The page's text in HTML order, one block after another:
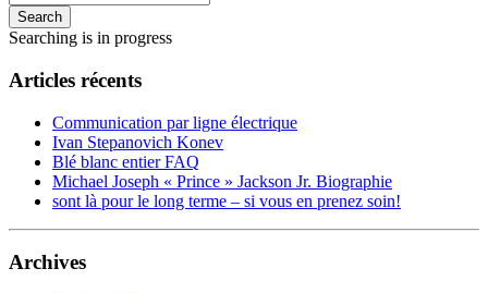
Search
Searching is in progress
Articles récents
Communication par ligne électrique
Ivan Stepanovich Konev
Blé blanc entier FAQ
Michael Joseph « Prince » Jackson Jr. Biographie
sont là pour le long terme – si vous en prenez soin!
Archives